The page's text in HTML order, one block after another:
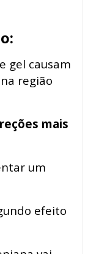
gel causam
região
mais
um
efeito